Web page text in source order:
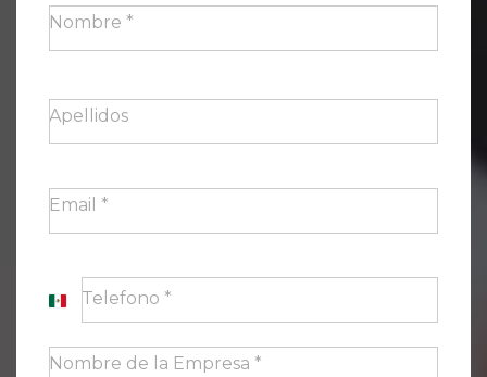
Nombre *
Apellidos
Email *
Telefono *
M
x
Nombre de la Empresa *